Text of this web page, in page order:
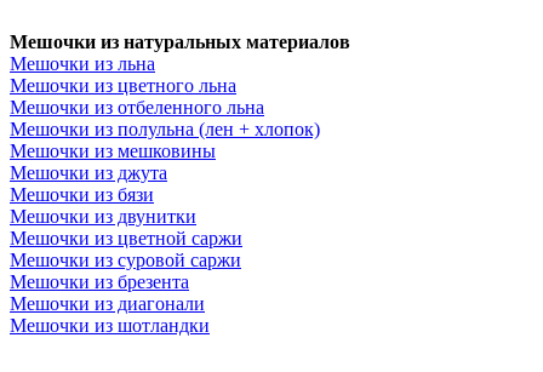
замши
парчи
бутылки
Мешочки
Мешочки из двунитки
саржи Мешочки из
суровой саржи Мешочки
из брезента
диагонали
Мешочки из натуральных материалов
Мешочки из льна
Мешочки из цветного льна
Мешочки из отбеленного льна
Мешочки из полульна (лен + хлопок)
Мешочки из мешковины
Мешочки из джута
Мешочки из бязи
Мешочки из двунитки
Мешочки из цветной саржи
Мешочки из суровой саржи
Мешочки из брезента
Мешочки из диагонали
Мешочки из шотландки